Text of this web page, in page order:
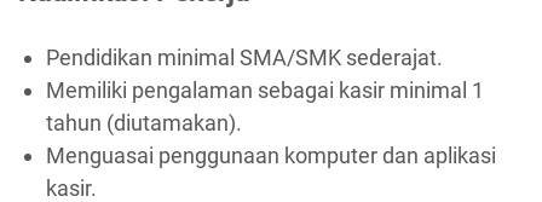
Pendidikan minimal SMA/SMK sederajat.
Memiliki pengalaman sebagai kasir minimal 1
tahun (diutamakan).
Menguasai penggunaan komputer dan aplikasi
kasir.